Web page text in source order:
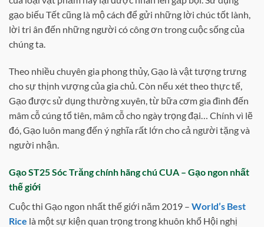
gạo biếu Tết cũng là mộ cách để gửi những lời chúc tốt lành,
lời tri ân đến những người có công ơn trong cuộc sống của
chúng ta.
Theo nhiều chuyên gia phong thủy, Gạo là vật tượng trưng
cho sự thịnh vượng của gia chủ. Còn nếu xét theo thực tế,
Gạo được sử dụng thường xuyên, từ bữa cơm gia đình đến
mâm cỗ cúng tổ tiên, mâm cỗ cho ngày trọng đại… Chính vì lẽ
đó, Gạo luôn mang đến ý nghĩa rất lớn cho cả người tặng và
người nhận.
Gạo ST25 Sóc Trăng chính hãng chú CUA – Gạo ngon nhất
thế giới
Cuộc thi Gạo ngon nhất thế giới năm 2019 – World’s Best
Rice là một sự kiện quan trọng trong khuôn khổ Hội nghị